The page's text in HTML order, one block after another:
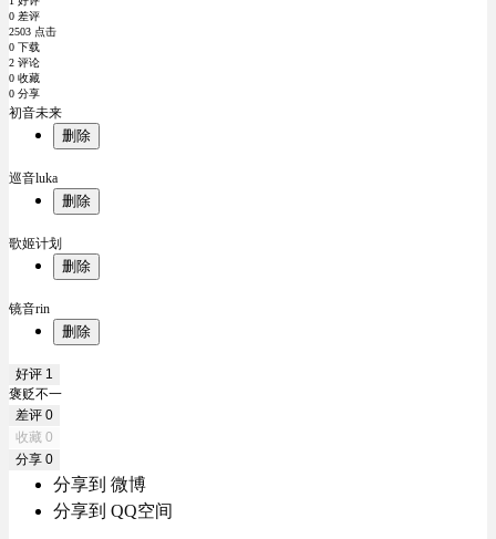
0 差评
2503 点击
0 下载
2 评论
0 收藏
0 分享
初音未来
删除
巡音luka
删除
歌姬计划
删除
镜音rin
删除
好评 1
褒贬不一
差评 0
收藏 0
分享 0
分享到 微博
分享到 QQ空间